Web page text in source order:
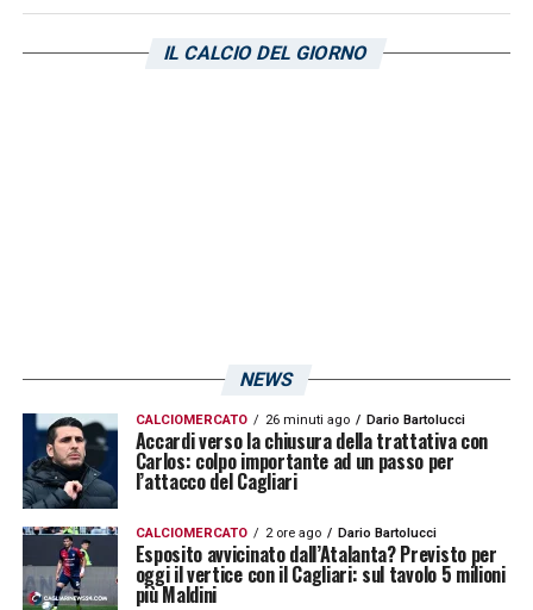
Il Mattino, infatti, l’impianto di
potrebbe registrarsi la più bassa affluenza
casalinga dell’era De Laurentiis.
NAPOLI-CAGLIARI, INFO SUI BIGLIETTI DEL
LA PLAYLIST DELLE NOSTRE TOP NEWS
IL CALCIO DEL GIORNO
NEWS
CALCIOMERCATO 26 minuti ago Dario Bartolucci
Accardi verso la chiusura della trattativa con
Carlos: colpo importante ad un passo per
l’attacco del Cagliari
CALCIOMERCATO 2 ore ago Dario Bartolucci
Esposito avvicinato dall’Atalanta? Previsto per
oggi il vertice con il Cagliari: sul tavolo 5 milioni
più Maldini